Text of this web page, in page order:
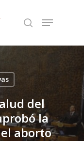
del
la
aborto